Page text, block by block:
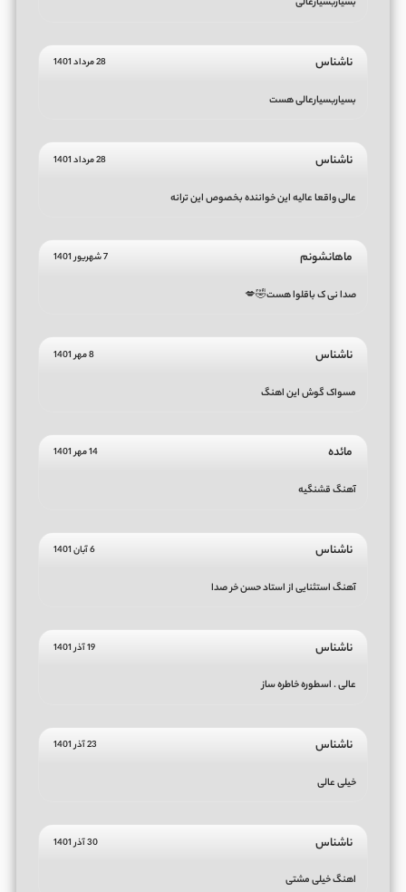
ناشناس 28 مرداد 1401
بسیاربسیارعالی هست
ناشناس 28 مرداد 1401
عالی واقعا عالیه این خواننده بخصوص این ترانه
ماهانشونم 7 شهریور 1401
صدا نی ک باقلوا هست🤣💋
ناشناس 8 مهر 1401
مسواک گوش این اهنگ
مائده 14 مهر 1401
آهنگ قشنگیه
ناشناس 6 آبان 1401
آهنگ استثنایی از استاد حسن خر صدا
ناشناس 19 آذر 1401
عالی . اسطوره خاطره ساز
ناشناس 23 آذر 1401
خیلی عالی
ناشناس 30 آذر 1401
اهنگ خیلی مشتی